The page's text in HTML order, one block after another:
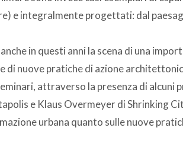
e integralmente progettati: dal
in questi anni la scena di una
di nuove pratiche di azione
attraverso la presenza di alcuni
e Klaus Overmeyer di Shrinking
urbana quanto sulle nuove